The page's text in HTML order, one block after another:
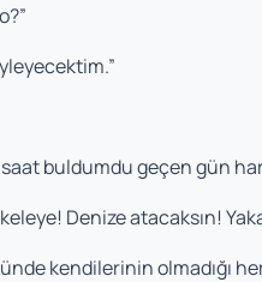
buldumdu geçen gün
Denize atacaksın!
kendilerinin olmadığı